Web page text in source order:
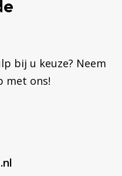
bij u keuze? Neem
met ons!